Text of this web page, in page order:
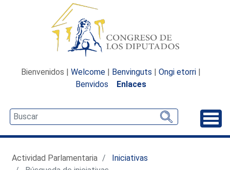
Bienvenidos | Welcome | Benvinguts | Ongi etorri |
Benvidos
Enlaces
Actividad Parlamentaria
Iniciativas